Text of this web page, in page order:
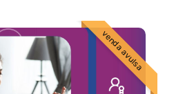
venda avulsa